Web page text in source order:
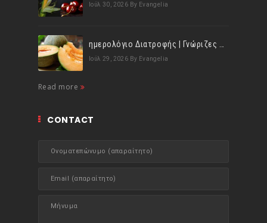
Ιούλ 30, 2026 By Evangelia
Ιούλ 29, 2026 By Evangelia
Read more
CONTACT